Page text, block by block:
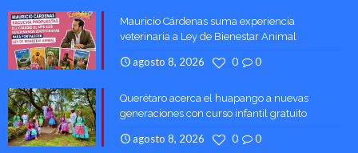
Mauricio Cárdenas suma experiencia
veterinaria a Ley de Bienestar Animal
agosto 8, 2026 0
0
Querétaro acerca el huapango a nuevas
generaciones con curso infantil gratuito
agosto 8, 2026 0
0